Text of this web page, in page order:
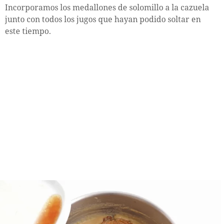
Incorporamos los medallones de solomillo a la cazuela
junto con todos los jugos que hayan podido soltar en
este tiempo.